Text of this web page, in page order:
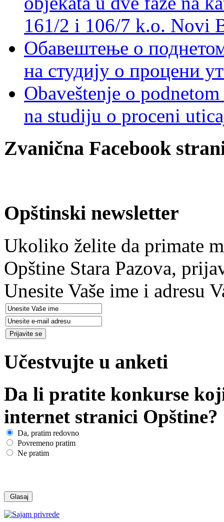
161/2 i 106/7 k.o. Novi
Обавештење о поднетом
на студију о процени
Obaveštenje o
na studiju o proceni
Zvanična Facebook
Opštinski newsletter
Ukoliko želite da primate
Opštine Stara Pazova,
Unesite Vaše ime i adresu
Učestvujte u anketi
Da li pratite konkurse
internet stranici Opštine?
Da, pratim redovno
Povremeno pratim
Ne pratim